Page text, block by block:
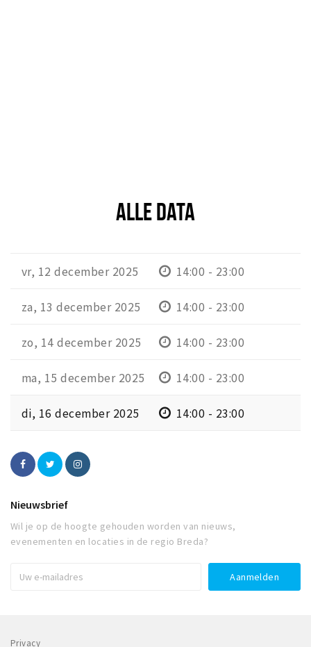
ALLE DATA
vr, 12 december 2025 14:00 - 23:00
za, 13 december 2025 14:00 - 23:00
zo, 14 december 2025 14:00 - 23:00
ma, 15 december 2025 14:00 - 23:00
di, 16 december 2025 14:00 - 23:00
Nieuwsbrief
Wil je op de hoogte gehouden worden van nieuws,
evenementen en locaties in de regio Breda?
Privacy